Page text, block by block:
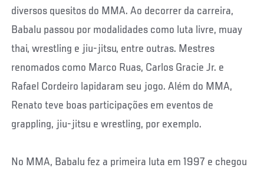
diversos quesitos do MMA. Ao decorrer da carreira,
Babalu passou por modalidades como luta livre, muay
thai, wrestling e jiu-jitsu, entre outras. Mestres
renomados como Marco Ruas, Carlos Gracie Jr. e
Rafael Cordeiro lapidaram seu jogo. Além do MMA,
Renato teve boas participações em eventos de
grappling, jiu-jitsu e wrestling, por exemplo.
No MMA, Babalu fez a primeira luta em 1997 e chegou